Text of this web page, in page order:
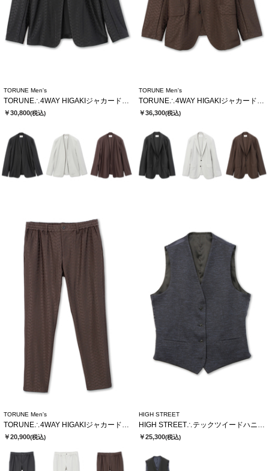
TORUNE Men's
TORUNE∴4WAY HIGAKIジャカードノーカラージャケット
￥30,800(税込)
TORUNE Men's
TORUNE∴4WAY HIGAKIジャカードテーラードジャケット
￥36,300(税込)
TORUNE Men's
TORUNE∴4WAY HIGAKIジャカードイージーパンツ
￥20,900(税込)
HIGH STREET
HIGH STREET∴テックツイードハニカムジャージリバーシブルジレ
￥25,300(税込)